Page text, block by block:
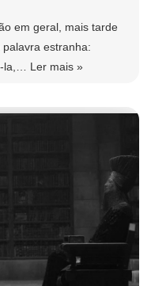
em geral, mais tarde
estranha:
la,… Ler mais »